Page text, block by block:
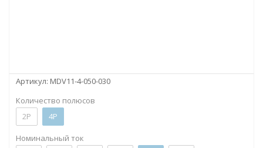
Артикул: MDV11-4-050-030
Количество полюсов
2P
4P
Номинальный ток